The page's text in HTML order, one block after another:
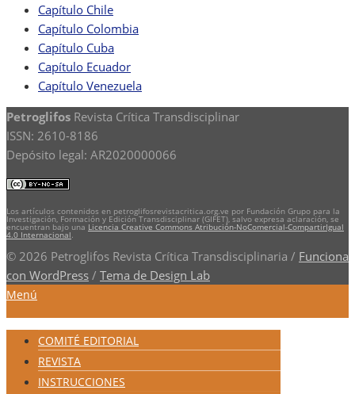
Capítulo Chile
Capítulo Colombia
Capítulo Cuba
Capítulo Ecuador
Capítulo Venezuela
Petroglifos Revista Crítica Transdisciplinar
ISSN: 2610-8186
Depósito legal: AR2020000066
Los artículos contenidos en petroglifosrevistacritica.org.ve por Fundación Grupo para la
Investigación, Formación y Edición Transdisciplinar (GIFET), salvo expresa aclaración, se
encuentran bajo una Licencia Creative Commons Atribución-NoComercial-CompartirIgual
4.0 Internacional
© 2026 Petroglifos Revista Crítica Transdisciplinaria / Funciona
con WordPress / Tema de Design Lab
Menú
COMITÉ EDITORIAL
REVISTA
INSTRUCCIONES